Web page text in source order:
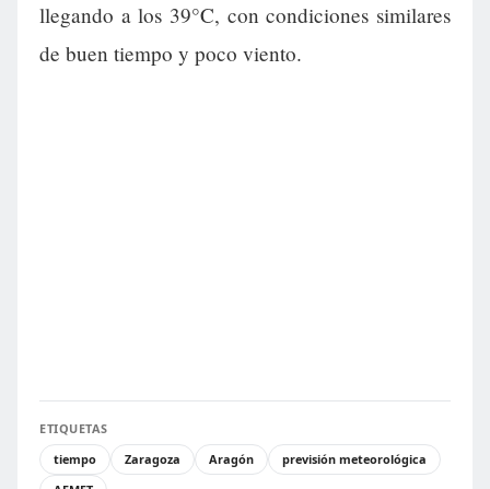
llegando a los 39°C, con condiciones similares
de buen tiempo y poco viento.
ETIQUETAS
tiempo
Zaragoza Aragón
previsión meteorológica